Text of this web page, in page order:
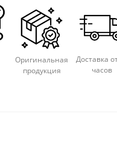
Оригинальная
продукция
Доставка
часов